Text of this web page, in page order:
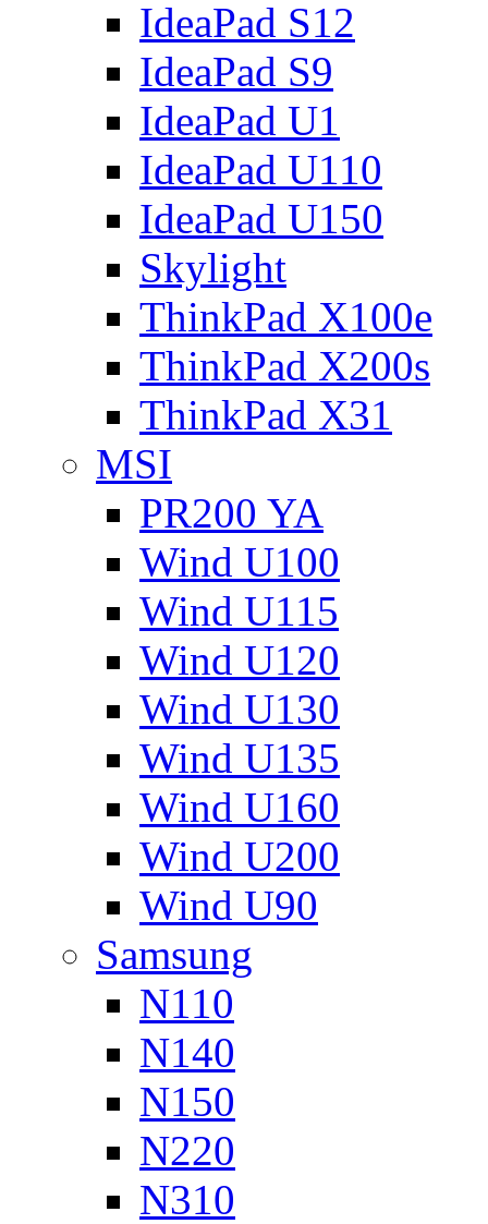
IdeaPad S12
IdeaPad S9
IdeaPad U1
IdeaPad U110
IdeaPad U150
Skylight
ThinkPad X100e
ThinkPad X200s
ThinkPad X31
MSI
PR200 YA
Wind U100
Wind U115
Wind U120
Wind U130
Wind U135
Wind U160
Wind U200
Wind U90
Samsung
N110
N140
N150
N220
N310